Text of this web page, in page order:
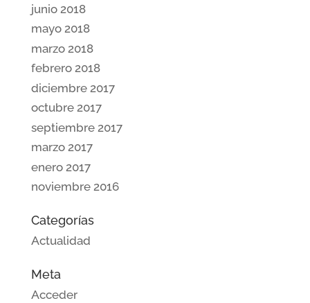
junio 2018
mayo 2018
marzo 2018
febrero 2018
diciembre 2017
octubre 2017
septiembre 2017
marzo 2017
enero 2017
noviembre 2016
Categorías
Actualidad
Meta
Acceder